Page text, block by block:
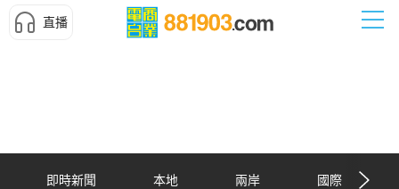
直播
即時新聞 本地 兩岸 國際